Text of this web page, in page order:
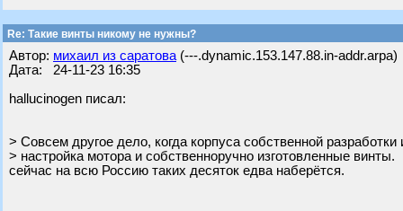
Re: Такие винты никому не нужны?
Автор: михаил из саратова (---.dynamic.153.147.88.in-addr.arpa)
Дата: 24-11-23 16:35
hallucinogen писал:
> Совсем другое дело, когда корпуса собственной разработки
> настройка мотора и собственноручно изготовленные винты.
сейчас на всю Россию таких десяток едва наберётся.